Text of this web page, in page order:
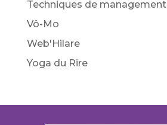
Techniques de management
Vô-Mo
Web'Hilare
Yoga du Rire